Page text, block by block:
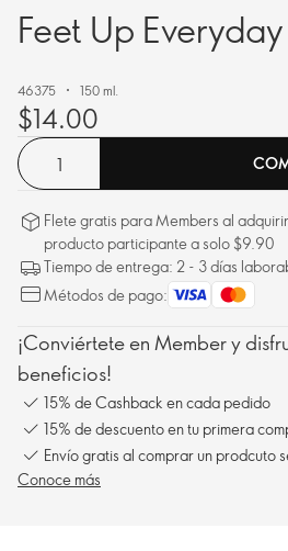
Feet Up Everyday
46375 150 ml.
$14.00
Flete gratis para Members al
producto participante a solo $9.90
Tiempo de entrega: 2 - 3 días
Métodos de pago:
¡Conviértete en Member y
beneficios!
15% de Cashback en cada pedido
15% de descuento en tu primera
Conoce más